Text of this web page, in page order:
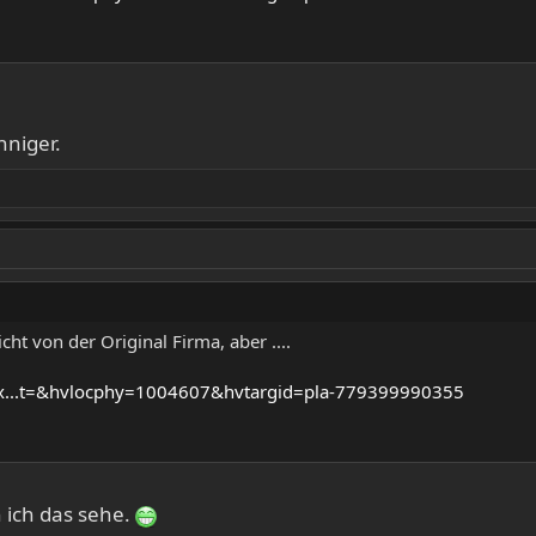
von der Original Firma, aber ....
779399990355
das sehe.